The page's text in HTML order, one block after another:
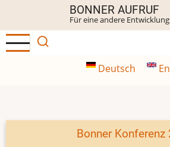
Inhalt
BONNER AUFRUF
Für eine andere
Deutsch
Bonner Konferenz